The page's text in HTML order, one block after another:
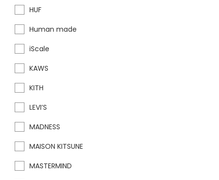
HUF
Human made
iScale
KAWS
KITH
LEVI’S
MADNESS
MAISON KITSUNE
MASTERMIND